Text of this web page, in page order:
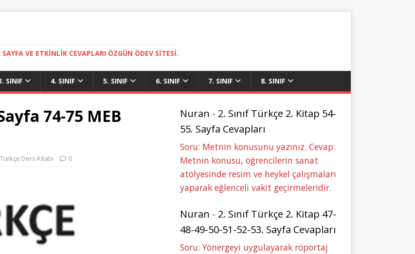
VE ETKINLIK CEVAPLARI ÖZGÜN ÖDEV SITESI.
SINIF 4. SINIF 5. SINIF 6. SINIF 7. SINIF 8. SINIF
74-75 MEB
Türkçe Ders Kitabı 0
Nuran - 2. Sınıf Türkçe 2. Kitap 54-
55. Sayfa Cevapları
Soru: Metnin konusunu yazınız. Cevap:
Metnin konusu, öğrencilerin sanat
atölyesinde resim ve heykel çalışmaları
yaparak eğlenceli vakit geçirmeleridir.
Nuran - 2. Sınıf Türkçe 2. Kitap 47-
48-49-50-51-52-53. Sayfa Cevapları
Soru: Yönergeyi uygulayarak röportaj